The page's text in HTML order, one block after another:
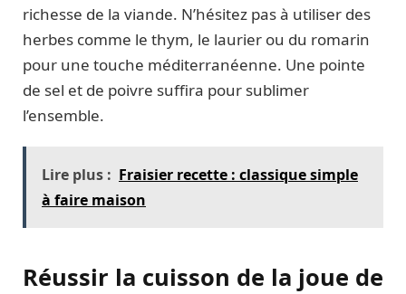
richesse de la viande. N’hésitez pas à utiliser des
herbes comme le thym, le laurier ou du romarin
pour une touche méditerranéenne. Une pointe
de sel et de poivre suffira pour sublimer
l’ensemble.
Lire plus : Fraisier recette : classique simple
à faire maison
Réussir la cuisson de la joue de